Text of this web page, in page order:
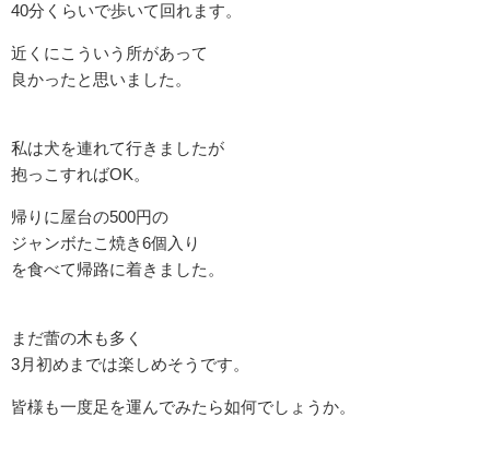
40分くらいで歩いて回れます。
近くにこういう所があって
良かったと思いました。
私は犬を連れて行きましたが
抱っこすればOK。
帰りに屋台の500円の
ジャンボたこ焼き6個入り
を食べて帰路に着きました。
まだ蕾の木も多く
3月初めまでは楽しめそうです。
皆様も一度足を運んでみたら如何でしょうか。